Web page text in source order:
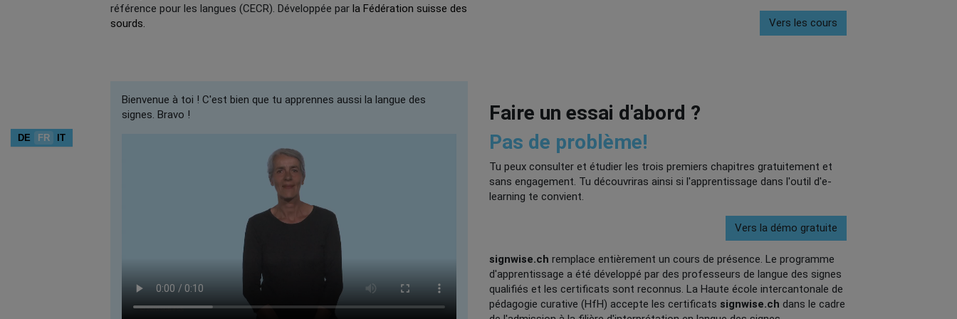
DE FR IT
référence pour les langues (CECR). Développée par la Fédération suisse des
sourds.
Vers les cours
Bienvenue à toi ! C'est bien que tu apprennes aussi la langue des
signes. Bravo !
Faire un essai d'abord ?
Pas de problème!
Tu peux consulter et étudier les trois premiers chapitres gratuitement et
sans engagement. Tu découvriras ainsi si l'apprentissage dans l'outil d'e-
learning te convient.
Vers la démo gratuite
signwise.ch remplace entièrement un cours de présence. Le programme
d'apprentissage a été développé par des professeurs de langue des signes
qualifiés et les certificats sont reconnus. La Haute école intercantonale de
pédagogie curative (HfH) accepte les certificats signwise.ch dans le cadre